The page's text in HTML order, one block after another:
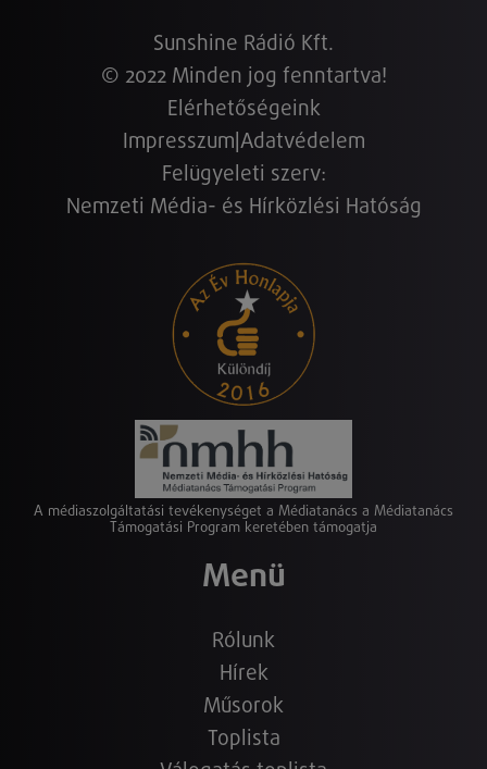
Sunshine Rádió Kft.
© 2022 Minden jog fenntartva!
Elérhetőségeink
Impresszum Adatvédelem
Felügyeleti szerv:
Nemzeti Média- és Hírközlési Hatóság
A médiaszolgáltatási tevékenységet a Médiatanács a Médiatanács
Támogatási Program keretében támogatja
Menü
Rólunk
Hírek
Műsorok
Toplista